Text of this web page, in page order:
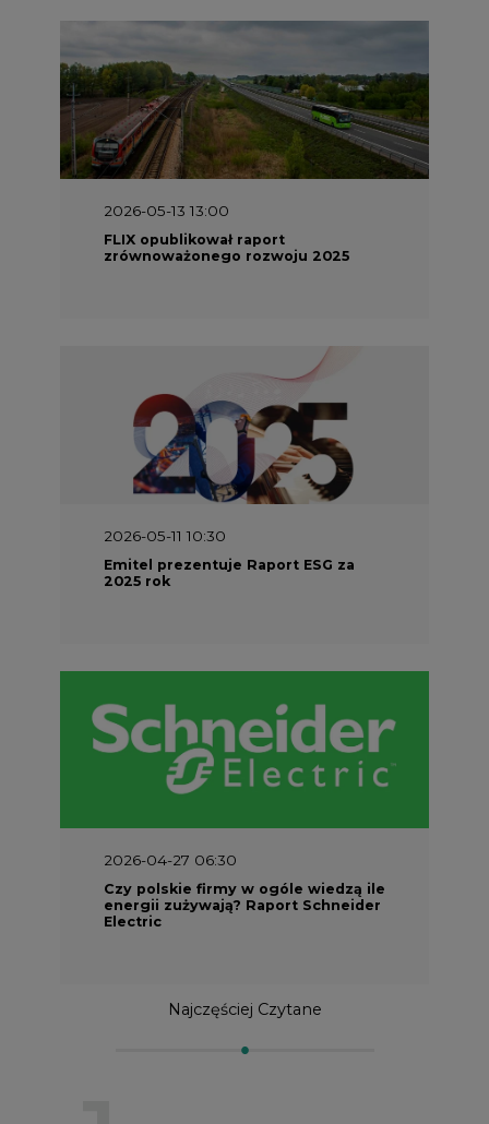
2026-05-13 13:00
FLIX opublikował raport
zrównoważonego rozwoju 2025
2026-05-11 10:30
Emitel prezentuje Raport ESG za
2025 rok
2026-04-27 06:30
Czy polskie firmy w ogóle wiedzą ile
energii zużywają? Raport Schneider
Electric
Najczęściej Czytane